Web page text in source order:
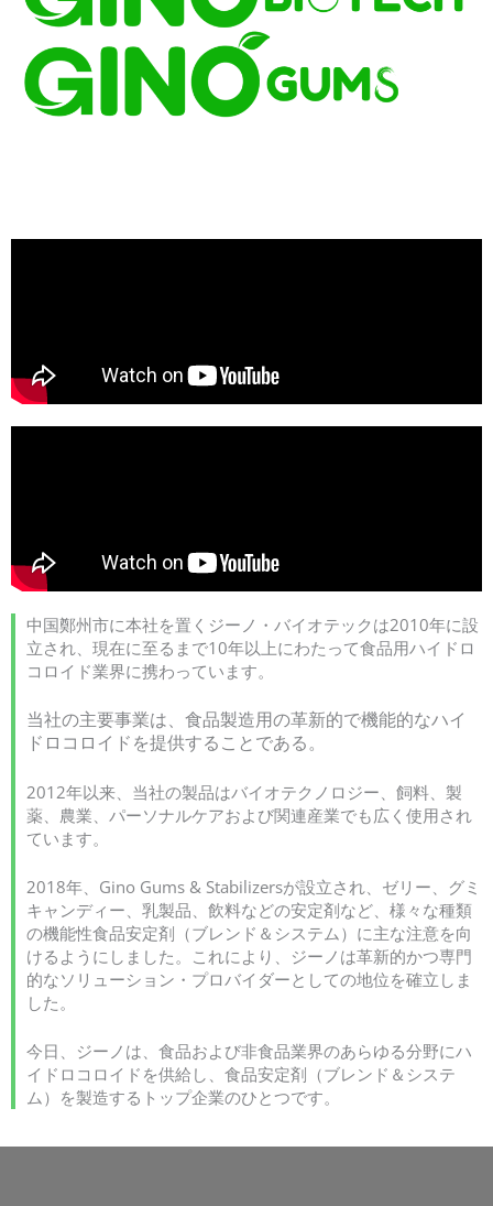
中国鄭州市に本社を置くジーノ・バイオテックは2010年に設
立され、現在に至るまで10年以上にわたって食品用ハイドロ
コロイド業界に携わっています。
当社の主要事業は、食品製造用の革新的で機能的なハイ
ドロコロイドを提供することである。
2012年以来、当社の製品はバイオテクノロジー、飼料、製
薬、農業、パーソナルケアおよび関連産業でも広く使用され
ています。
2018年、Gino Gums & Stabilizersが設立され、ゼリー、グミ
キャンディー、乳製品、飲料などの安定剤など、様々な種類
の機能性食品安定剤（ブレンド＆システム）に主な注意を向
けるようにしました。これにより、ジーノは革新的かつ専門
的なソリューション・プロバイダーとしての地位を確立しま
した。
今日、ジーノは、食品および非食品業界のあらゆる分野にハ
イドロコロイドを供給し、食品安定剤（ブレンド＆システ
ム）を製造するトップ企業のひとつです。